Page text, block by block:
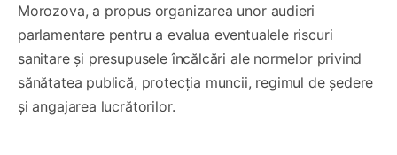
Morozova, a propus organizarea unor audieri
parlamentare pentru a evalua eventualele riscuri
sanitare și presupusele încălcări ale normelor privind
sănătatea publică, protecția muncii, regimul de ședere
și angajarea lucrătorilor.